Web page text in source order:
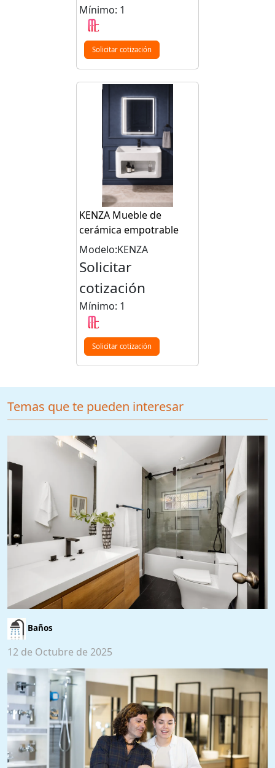
Mínimo: 1
Solicitar cotización
KENZA Mueble de
cerámica empotrable
Modelo:KENZA
Solicitar
cotización
Mínimo: 1
Solicitar cotización
Temas que te pueden interesar
Baños
12 de Octubre de 2025